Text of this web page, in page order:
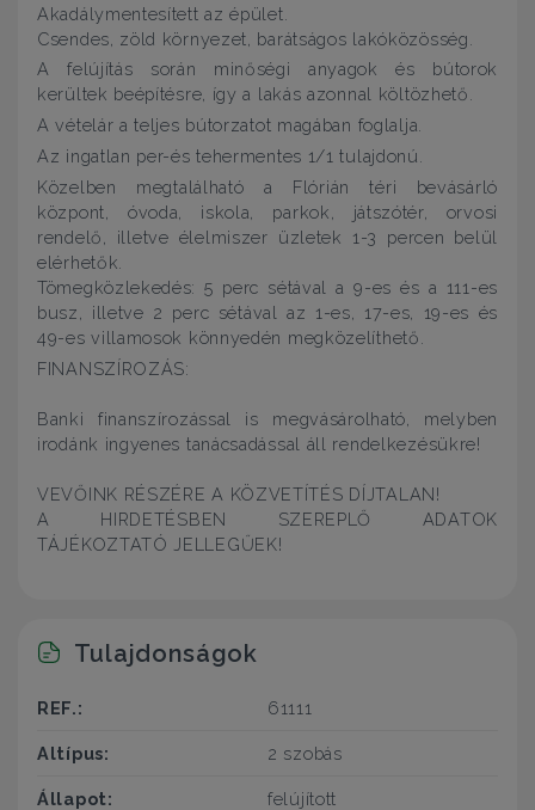
Akadálymentesített az épület.
Csendes, zöld környezet, barátságos lakóközösség.
A felújítás során minőségi anyagok és bútorok
kerültek beépítésre, így a lakás azonnal költözhető.
A vételár a teljes bútorzatot magában foglalja.
Az ingatlan per-és tehermentes 1/1 tulajdonú.
Közelben megtalálható a Flórián téri bevásárló
központ, óvoda, iskola, parkok, játszótér, orvosi
rendelő, illetve élelmiszer üzletek 1-3 percen belül
elérhetők.
Tömegközlekedés: 5 perc sétával a 9-es és a 111-es
busz, illetve 2 perc sétával az 1-es, 17-es, 19-es és
49-es villamosok könnyedén megközelíthető.
FINANSZÍROZÁS:
Banki finanszírozással is megvásárolható, melyben
irodánk ingyenes tanácsadással áll rendelkezésükre!
VEVŐINK RÉSZÉRE A KÖZVETÍTÉS DÍJTALAN!
A HIRDETÉSBEN SZEREPLŐ ADATOK
TÁJÉKOZTATÓ JELLEGŰEK!
Tulajdonságok
REF.: 61111
Altípus: 2 szobás
Állapot: felújított